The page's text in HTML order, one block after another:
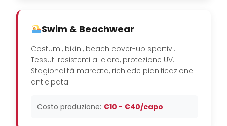
Swim & Beachwear
Costumi, bikini, beach cover-up sportivi.
Tessuti resistenti al cloro, protezione UV.
Stagionalità marcata, richiede pianificazione
anticipata.
Costo produzione: €10 - €40/capo